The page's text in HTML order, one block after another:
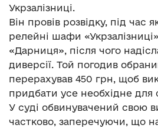
Укрзалізниці.
Він провів розвідку, під час
релейні шафи
«Дарниця», після чого
диверсії. Той погодив
перерахував 450 грн, щоб
придбати усе необхідне для
У суді обвинувачений свою
частково, заперечуючи, що